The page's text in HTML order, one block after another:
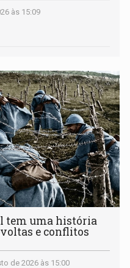
às 15:09
tem uma história
e conflitos
de 2026 às 15:00